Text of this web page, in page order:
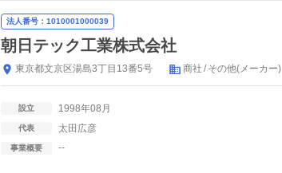
法人番号：1010001000039
朝日テック工業株式会社
東京都文京区湯島3丁目13番5号 商社 その他(メーカー)
設立 1998年08月
代表 太田広彦
事業概要 --